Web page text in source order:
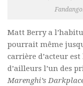
Matt Berry a
pourrait même
carrière d’acteur
d’ailleurs l’un des
Marenghi’s